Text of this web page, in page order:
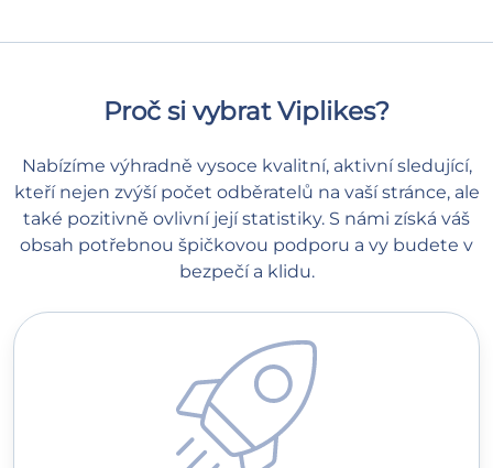
Proč si vybrat Viplikes?
Nabízíme výhradně vysoce kvalitní, aktivní sledující,
kteří nejen zvýší počet odběratelů na vaší stránce, ale
také pozitivně ovlivní její statistiky. S námi získá váš
obsah potřebnou špičkovou podporu a vy budete v
bezpečí a klidu.